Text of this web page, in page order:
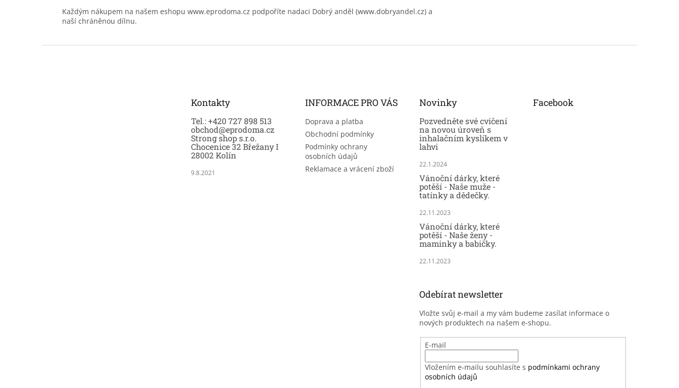
Každým nákupem na našem eshopu www.eprodoma.cz podpoříte nadaci Dobrý anděl (www.dobryandel.cz) a
naší chráněnou dílnu.
Kontakty
Tel.: +420 727 898 513
obchod@eprodoma.cz
Strong shop s.r.o.
Chocenice 32 Břežany I
28002 Kolín
9.8.2021
INFORMACE PRO VÁS
Doprava a platba
Obchodní podmínky
Podmínky ochrany
osobních údajů
Reklamace a vrácení zboží
Novinky
Pozvedněte své cvičení
na novou úroveň s
inhalačním kyslíkem v
lahvi
22.1.2024
Vánoční dárky, které
potěší - Naše muže -
tatínky a dědečky.
22.11.2023
Vánoční dárky, které
potěší - Naše ženy -
maminky a babičky.
22.11.2023
Facebook
Odebírat newsletter
Vložte svůj e-mail a my vám budeme zasílat informace o
nových produktech na našem e-shopu.
E-mail
Vložením e-mailu souhlasíte s podmínkami ochrany
osobních údajů